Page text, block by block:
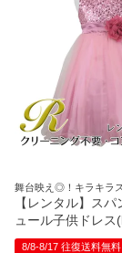
コスチュ
インナー
ジュエリー
Graduation &
卒業式・入学
きちんと感のあるフ
Buy & Support
07 販売・共通の
品質・返品・お手
08 送料・お支払
09 お問い合わせ
電話・メール・
店舗を予約す
舞台映え◎！キラキラ
やかさを演出
【レンタル】ス
ュール子供ドレス
ティローズ
8/8-8/17 往復送料無料